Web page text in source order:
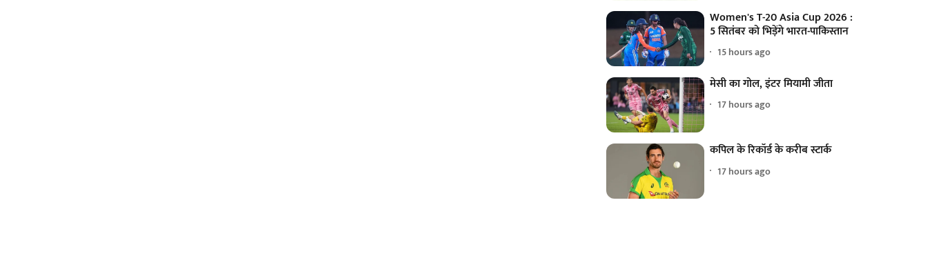
Women's T-20 Asia Cup 2026 :
5 सितंबर को भिड़ेंगे भारत-पाकिस्तान
15 hours ago
मेसी का गोल, इंटर मियामी जीता
17 hours ago
कपिल के रिकॉर्ड के करीब स्टार्क
17 hours ago